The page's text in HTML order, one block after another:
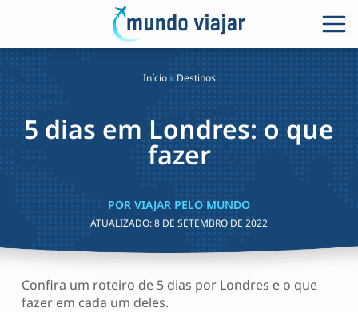
Início» Destinos
5 dias em Londres: o que
fazer
POR VIAJAR PELO MUNDO
ATUALIZADO:8 DE SETEMBRO DE 2022
Confira um roteiro de 5 dias por Londres e o que
fazer em cada um deles.